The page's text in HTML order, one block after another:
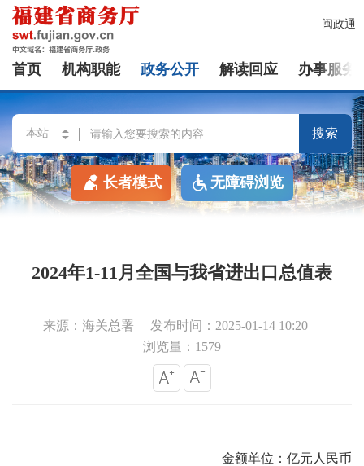
闽政通
首页 机构职能 政务公开 解读回应 办事服务
搜索
长者模式 无障碍浏览
2024年1-11月全国与我省进出口总值表
来源：海关总署
发布时间：2025-01-14 10:20
浏览量：1579
金额单位：亿元人民币